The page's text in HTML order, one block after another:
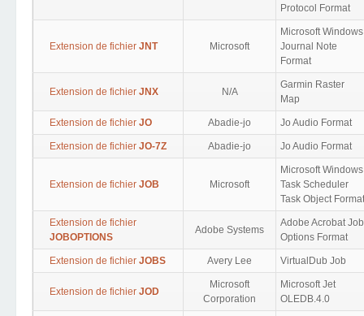
Protocol Format
Extension de fichier JNT Microsoft
Microsoft Windows
Journal Note
Format
Extension de fichier JNX N/A
Garmin Raster
Map
Extension de fichier JO Abadie-jo Jo Audio Format
Extension de fichier JO-7Z Abadie-jo Jo Audio Format
Extension de fichier JOB Microsoft
Microsoft Windows
Task Scheduler
Task Object Format
Extension de fichier
JOBOPTIONS
Adobe Systems
Adobe Acrobat Job
Options Format
Extension de fichier JOBS Avery Lee VirtualDub Job
Extension de fichier JOD
Microsoft
Corporation
Microsoft Jet
OLEDB.4.0